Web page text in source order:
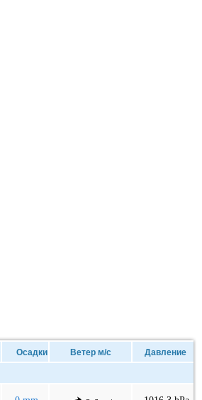
Осадки Ветер м/с Давление